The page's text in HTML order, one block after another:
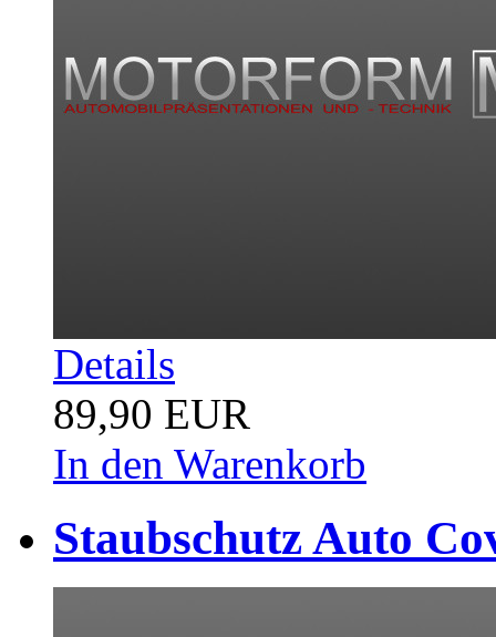
Details
89,90 EUR
In den Warenkorb
Staubschutz Auto